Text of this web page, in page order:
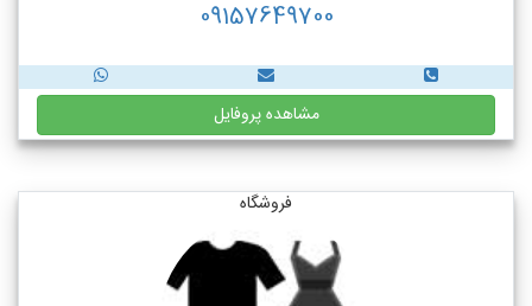
09157649700
مشاهده پروفایل
فروشگاه